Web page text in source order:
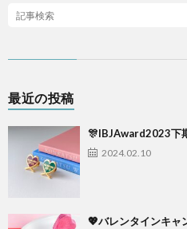
最近の投稿
🎊IBJAward2023下
2024.02.10
💖バレンタインキャ